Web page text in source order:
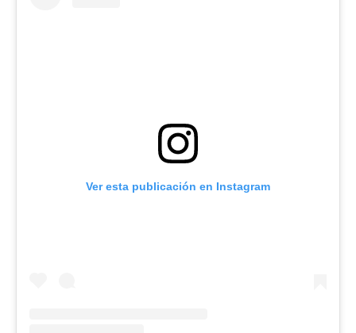
Ver esta publicación en Instagram